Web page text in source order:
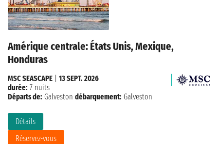
Amérique centrale: États Unis, Mexique,
Honduras
Détails
Réservez-vous
MSC SEASCAPE
13 SEPT. 2026
durée: 7 nuits
Départs de: Galveston débarquement: Galveston